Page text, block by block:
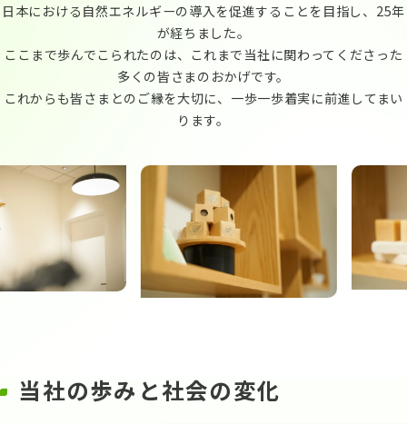
日本における自然エネルギーの導入を促進することを目指し、25年
が経ちました。
ここまで歩んでこられたのは、これまで当社に関わってくださった
多くの皆さまのおかげです。
これからも皆さまとのご縁を大切に、一歩一歩着実に前進してまい
ります。
当社の歩みと社会の変化